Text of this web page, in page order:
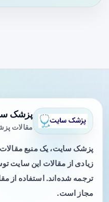
پزشک
مقالات
پزشک سایت، یک منبع
زیادی از مقالات این سایت
ترجمه شده‌اند. استفاده از
مجاز است.